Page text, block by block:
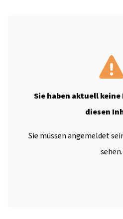
Sie haben aktuell
diesen
Sie müssen angemeldet
sehen.